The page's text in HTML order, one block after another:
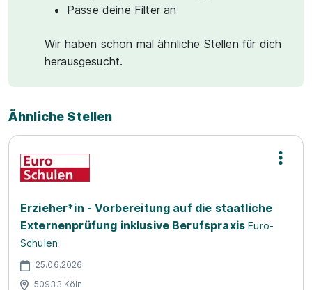
Passe deine Filter an
Wir haben schon mal ähnliche Stellen für dich
herausgesucht.
Ähnliche Stellen
Erzieher*in - Vorbereitung auf die staatliche
Externenprüfung inklusive Berufspraxis Euro-
Schulen
25.06.2026
50933 Köln